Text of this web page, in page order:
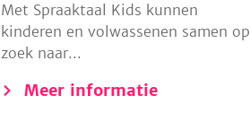
Met Spraaktaal Kids kunnen
kinderen en volwassenen samen op
zoek naar...
Meer informatie